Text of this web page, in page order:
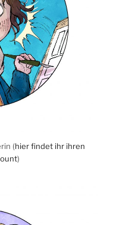
(hier findet ihr ihren
)